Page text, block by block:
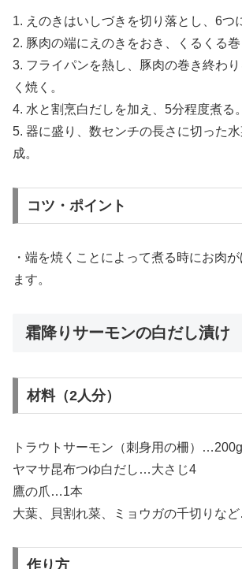
1. えのきはいしづきを切り落とし、6つ
2. 豚肉の端にえのきをおき、くるくる巻
3. フライパンを熱し、豚肉の巻き終わ
く焼く。
4. 水と割烹白だしを加え、5分程度煮る。
5. 器に盛り、数センチの長さに切った
成。
コツ・ポイント
・端を焼くことによって煮る時にお肉
ます。
霜降りサーモンの白だし漬け
材料（2人分）
トラウトサーモン（刺身用の柵）…200g
ヤマサ昆布つゆ白だし…大さじ4
鷹の爪…1本
大葉、貝割れ菜、ミョウガの千切りな
作り方